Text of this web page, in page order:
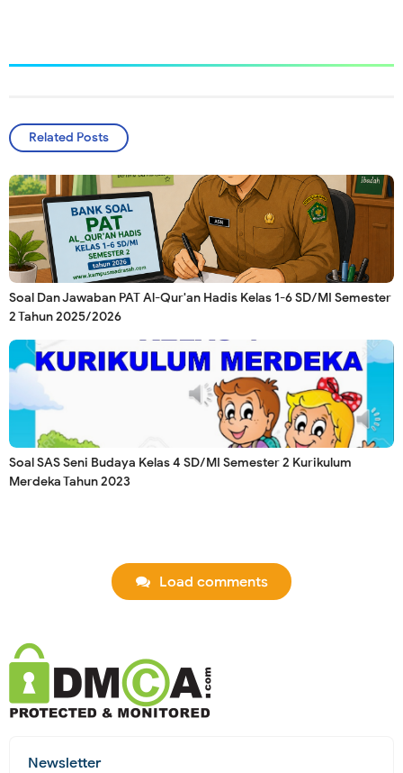
Related Posts
Soal Dan Jawaban PAT Al-Qur'an Hadis Kelas 1-6 SD/MI Semester
2 Tahun 2025/2026
Soal SAS Seni Budaya Kelas 4 SD/MI Semester 2 Kurikulum
Merdeka Tahun 2023
Load comments
Newsletter